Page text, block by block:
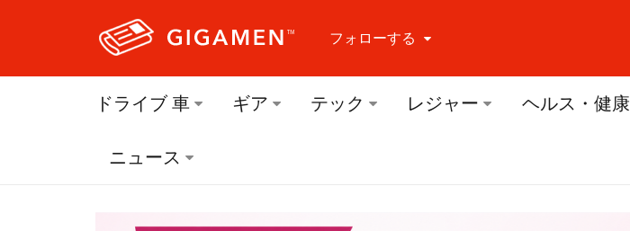
フォローする
フォローする Facebook
ドライブ 車 ギア テック レジャー ヘルス・健康
ニュース